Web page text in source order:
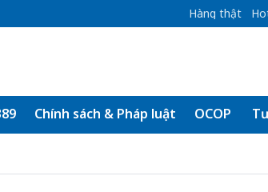
Hàng thật
Chính sách & Pháp luật OCOP